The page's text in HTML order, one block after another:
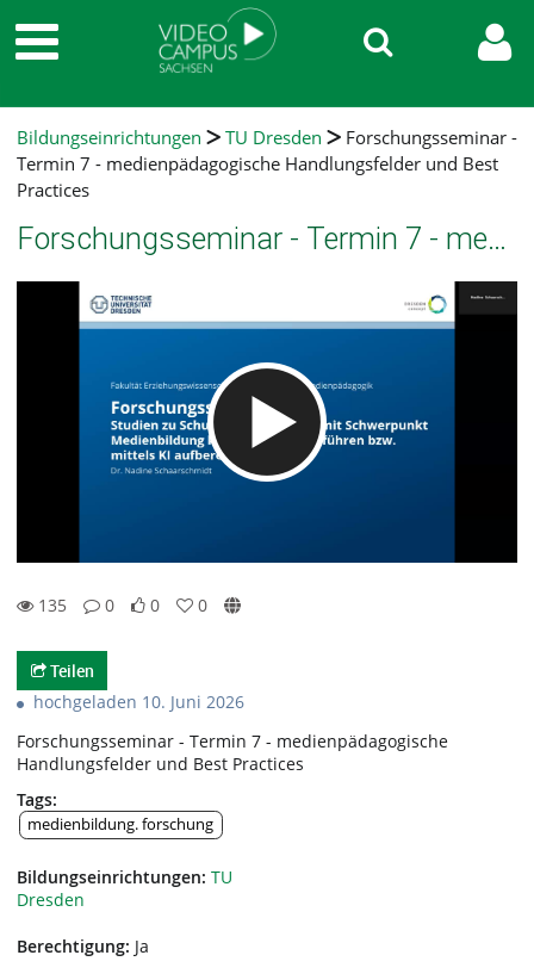
Bildungseinrichtungen TU Dresden
Forschungsseminar -
Termin 7 - medienpädagogische Handlungsfelder und Best
Practices
Forschungsseminar - Termin 7 - medienpädagogische Handlungsfelder und Best Practices
135
0
0
0
Teilen
hochgeladen 10. Juni 2026
Forschungsseminar - Termin 7 - medienpädagogische
Handlungsfelder und Best Practices
Tags:
medienbildung. forschung
Bildungseinrichtungen: TU
Dresden
Berechtigung: Ja